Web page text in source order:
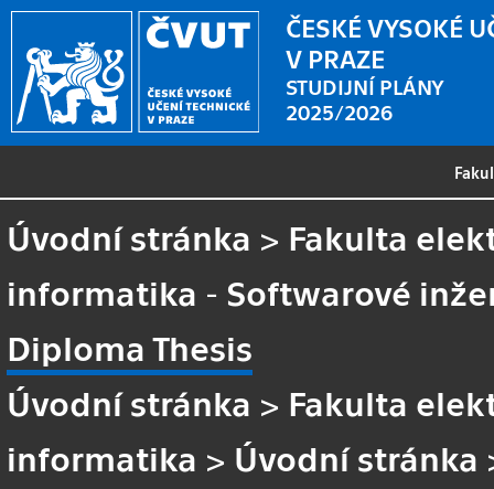
ČESKÉ VYSOKÉ
V PRAZE
STUDIJNÍ PLÁNY
2025/2026
Úvodní stránka > Fakulta
informatika - Softwarové
Diploma Thesis
Úvodní stránka > Fakulta
informatika > Úvodní stránka